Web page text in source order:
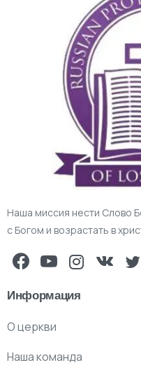
Наша миссия нести Слово
с Богом и возрастать в
Информация
О церкви
Наша команда